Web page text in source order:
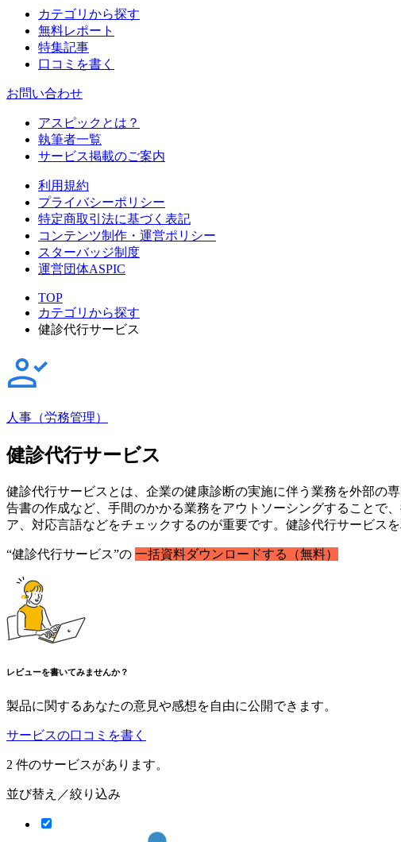
カテゴリから探す
無料レポート
特集記事
口コミを書く
お問い合わせ
アスピックとは？
執筆者一覧
サービス掲載のご案内
利用規約
プライバシーポリシー
特定商取引法に基づく表記
コンテンツ制作・運営ポリシー
スターバッジ制度
運営団体ASPIC
TOP
カテゴリから探す
健診代行サービス
人事（労務管理）
健診代行サービス
健診代行サービスとは、企業の健康診断の実施に伴う業務を外部の
告書の作成など、手間のかかる業務をアウトソーシングすることで
ア、対応言語などをチェックするのが重要です。健診代行サービス
“健診代行サービス”の 一括資料ダウンロードする（無料）
レビューを書いてみませんか？
製品に関するあなたの意見や感想を自由に公開できます。
サービスの口コミを書く
2 件のサービスがあります。
並び替え／絞り込み